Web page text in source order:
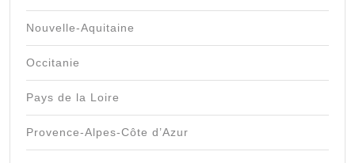
Nouvelle-Aquitaine
Occitanie
Pays de la Loire
Provence-Alpes-Côte d’Azur